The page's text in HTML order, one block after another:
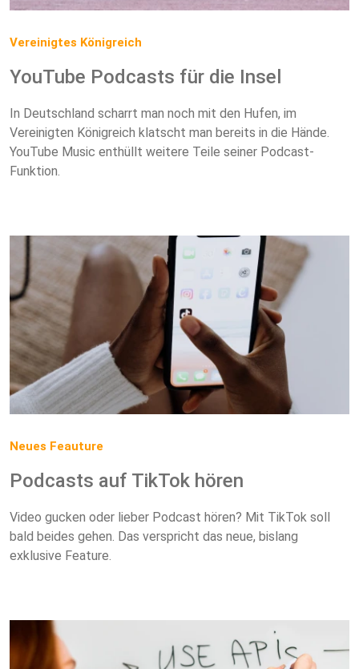
Vereinigtes Königreich
YouTube Podcasts für die Insel
In Deutschland scharrt man noch mit den Hufen, im
Vereinigten Königreich klatscht man bereits in die Hände.
YouTube Music enthüllt weitere Teile seiner Podcast-
Funktion.
Neues Feauture
Podcasts auf TikTok hören
Video gucken oder lieber Podcast hören? Mit TikTok soll
bald beides gehen. Das verspricht das neue, bislang
exklusive Feature.